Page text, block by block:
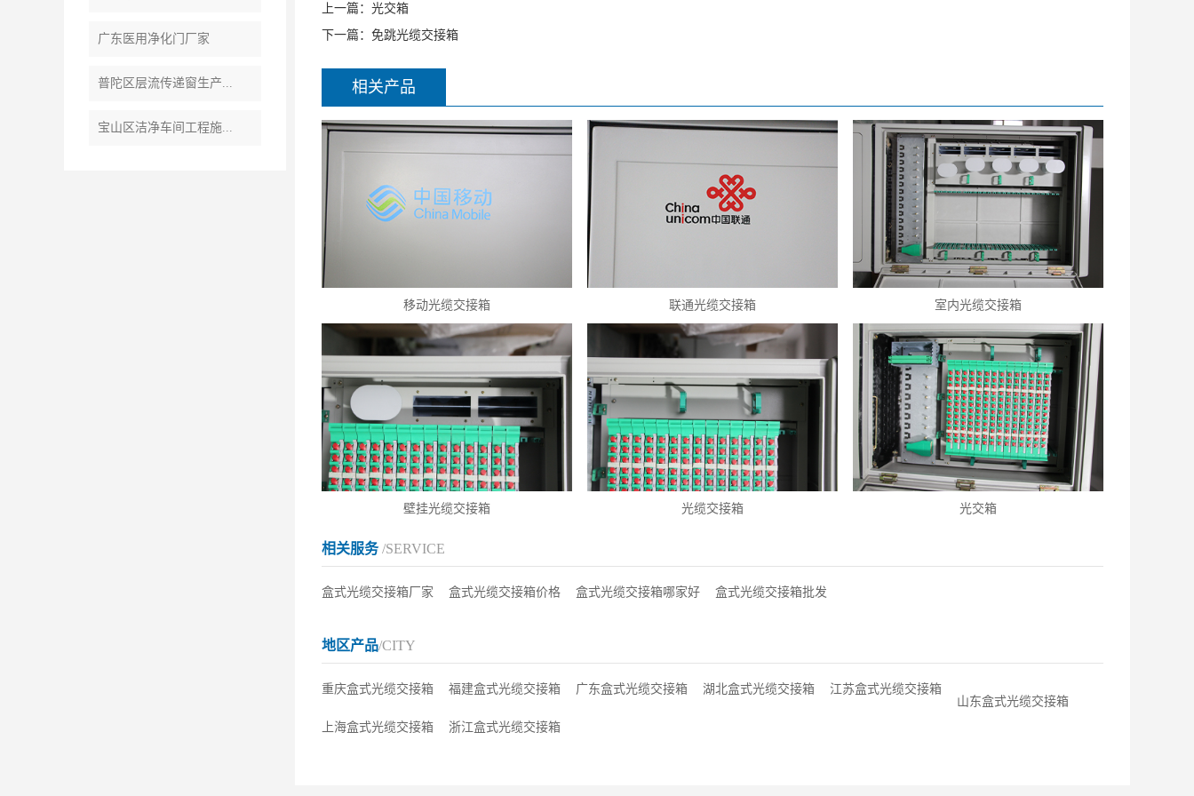
上一篇： 光交箱
下一篇： 免跳光缆交接箱
相关产品
移动光缆交接箱 联通光缆交接箱 室内光缆交接箱
壁挂光缆交接箱 光缆交接箱 光交箱
相关服务/SERVICE
盒式光缆交接箱厂家 盒式光缆交接箱价格 盒式光缆交接箱哪家好 盒式光缆交接箱批发
地区产品/CITY
重庆盒式光缆交接箱 福建盒式光缆交接箱 广东盒式光缆交接箱 湖北盒式光缆交接箱
江苏盒式光缆交接箱
山东盒式光缆交接箱
上海盒式光缆交接箱
浙江盒式光缆交接箱
广东医用净化门厂家
普陀区层流传递窗生产...
宝山区洁净车间工程施...